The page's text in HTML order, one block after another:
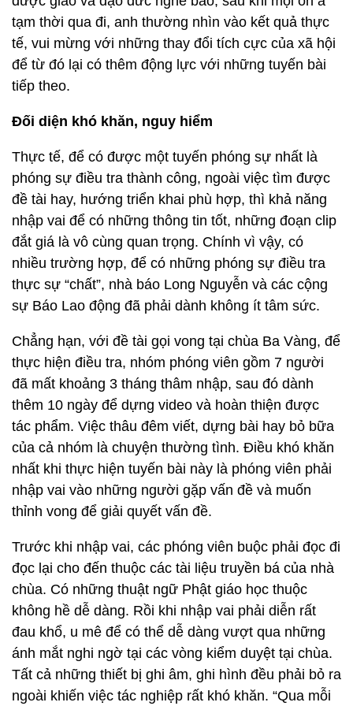
Đối diện khó khăn, nguy hiểm
Thực tế, để có được một tuyến phóng sự nhất là
phóng sự điều tra thành công, ngoài việc tìm được
đề tài hay, hướng triển khai phù hợp, thì khả năng
nhập vai để có những thông tin tốt, những đoạn clip
nhiều trường hợp, để có những phóng sự điều tra
thực sự “chất”, nhà báo Long Nguyễn và các cộng
sự Báo Lao động đã phải dành không ít tâm sức.
Chẳng hạn, với đề tài gọi vong tại chùa Ba Vàng, để
thực hiện điều tra, nhóm phóng viên gồm 7 người
đã mất khoảng 3 tháng thâm nhập, sau đó dành
thêm 10 ngày để dựng video và hoàn thiện được
của cả nhóm là chuyện thường tình. Điều khó khăn
nhất khi thực hiện tuyến bài này là phóng viên phải
nhập vai vào những người gặp vấn đề và muốn
thỉnh vong để giải quyết vấn đề.
Trước khi nhập vai, các phóng viên buộc phải đọc đi
đọc lại cho đến thuộc các tài liệu truyền bá của nhà
chùa. Có những thuật ngữ Phật giáo học thuộc
không hề dễ dàng. Rồi khi nhập vai phải diễn rất
ánh mắt nghi ngờ tại các vòng kiểm duyệt tại chùa.
Tất cả những thiết bị ghi âm, ghi hình đều phải bỏ ra
ngoài khiến việc tác nghiệp rất khó khăn. “Qua mỗi
cửa an ninh, tất cả đồ đạc, tư trang, đặc biệt là
những thiết bị có thể ghi âm, ghi hình đều bị “cấm
cửa”. Những dạng thiết bị tình nghi có thể quay lén
như đồng hồ, móc khoá cũng bị lột không còn gì.
Chúng tôi buộc phải liên hệ với nhau qua bộ đàm